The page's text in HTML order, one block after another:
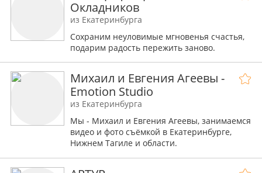
Окладников
из Екатеринбурга
Сохраним неуловимые мгновенья счастья,
подарим радость пережить заново.
Михаил и Евгения Агеевы -
Emotion Studio
из Екатеринбурга
Мы - Михаил и Евгения Агеевы, занимаемся
видео и фото съёмкой в Екатеринбурге,
Нижнем Тагиле и области.